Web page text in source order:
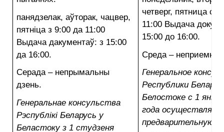
панядзелак, аўторак, чацвер,
пятніца з 9:00 да 11:00
Выдача дакументаў: з 15:00
да 16:00.
Серада – непрымальны
дзень.
Генеральнае консульства
Рэспублікі Беларусь у
Беластоку з 1 студзеня
четверг, пятница с
11:00 Выдача
15:00 до 16:00.
Среда –
Генеральное
Республики
Белостоке с 1
года осуществляет
предварительную